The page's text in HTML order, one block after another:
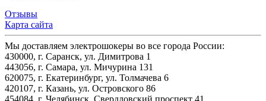
Отзывы
Карта сайта
Мы доставляем электрошокеры во все города России:
430000, г. Саранск, ул. Димитрова 1
443056, г. Самара, ул. Мичурина 131
620075, г. Екатеринбург, ул. Толмачева 6
420107, г. Казань, ул. Островского 86
454084, г. Челябинск, Свердловский проспект 41